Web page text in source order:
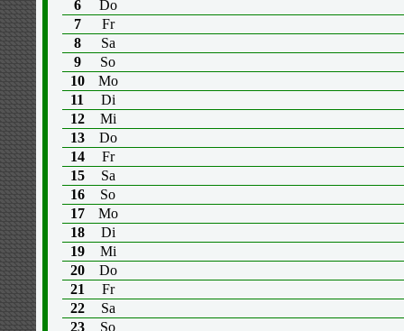
6
Do
7
Fr
8
Sa
9
So
10
Mo
11
Di
12
Mi
13
Do
14
Fr
15
Sa
16
So
17
Mo
18
Di
19
Mi
20
Do
21
Fr
22
Sa
23
So